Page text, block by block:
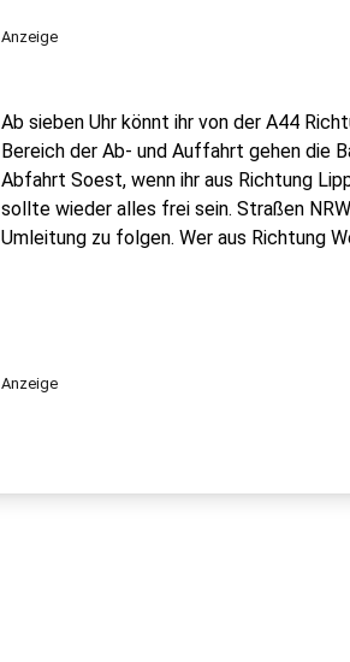
Anzeige
Ab sieben Uhr könnt ihr von der A44
Bereich der Ab- und Auffahrt gehen die
Abfahrt Soest, wenn ihr aus Richtung
sollte wieder alles frei sein. Straßen
Umleitung zu folgen. Wer aus Richtung
Anzeige